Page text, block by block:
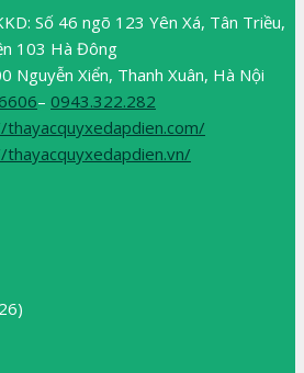
Số 46 ngõ 123 Yên Xá, Tân Triều,
103 Hà Đông
Nguyễn Xiển, Thanh Xuân, Hà Nội
– 0943.322.282